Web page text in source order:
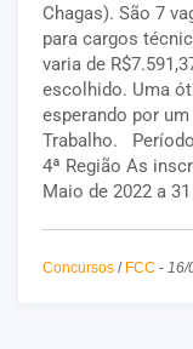
Chagas). São 7
para cargos
varia de
escolhido. Uma
esperando por
Trabalho.
4ª Região As
Maio de 2022 a 31
Concursos / FCC - 16/